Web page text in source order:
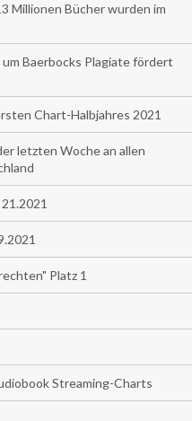
Millionen Bücher wurden im
Baerbocks Plagiate fördert
Chart-Halbjahres 2021
letzten Woche an allen
Platz 1
Streaming-Charts